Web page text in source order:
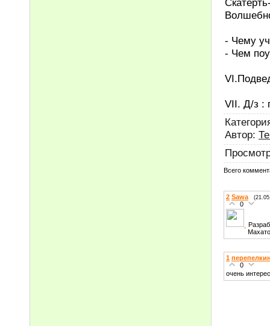
- Чему
- Чем
VII. Д/з :
Автор:
Всего
2 Sawa
0
Махатова
1
0
очень